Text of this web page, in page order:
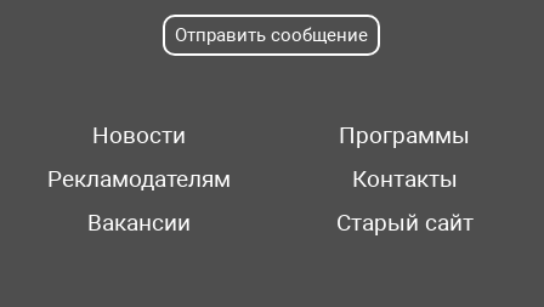
Отправить сообщение
Новости
Программы
Рекламодателям
Контакты
Вакансии
Старый сайт